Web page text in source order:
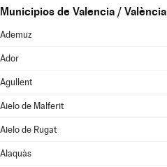
Municipios de Valencia / València
Ademuz
Ador
Agullent
Aielo de Malferit
Aielo de Rugat
Alaquàs